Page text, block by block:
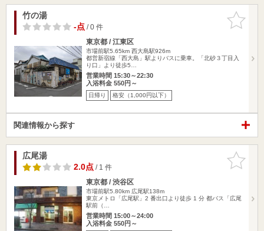
お気に入
りに追加
竹の湯
-点/ 0 件
東京都 / 江東区
市場前駅5.65km 西大島駅926m
都営新宿線「西大島」駅よりバスに乗車。「北砂３丁目入
り口」より徒歩5…
営業時間 15:30～22:30
入浴料金 550円～
日帰り 格安（1,000円以下）
関連情報から探す
お気に入
りに追加
広尾湯
2.0点/ 1 件
東京都 / 渋谷区
市場前駅5.80km 広尾駅138m
東京メトロ「広尾駅」2 番出口より徒歩 1 分 都バス「広尾
駅前（…
営業時間 15:00～24:00
入浴料金 550円～